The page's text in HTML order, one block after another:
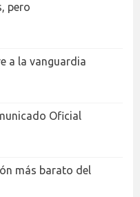
pero
a la vanguardia
Oficial
más barato del